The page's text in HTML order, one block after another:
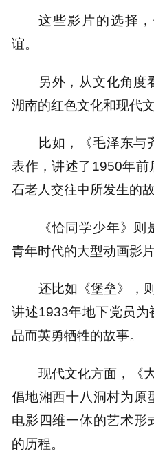
这些影片的选择
谊。
另外，从文化角度
湖南的红色文化和现代文
比如，《毛泽东与
表作，讲述了1950年前
石老人交往中所发生的故
《恰同学少年》
青年时代的大型动画影片
还比如《堡垒》，
讲述1933年地下党员
品而英勇牺牲的故事。
现代文化方面，《
倡地湘西十八洞村为原
电影四维一体的艺术形
的历程。